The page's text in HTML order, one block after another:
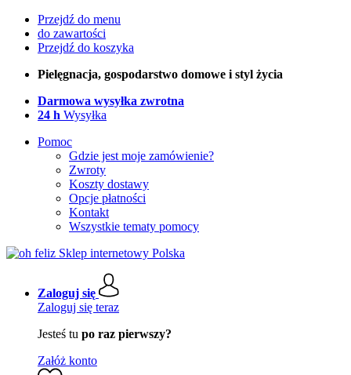
Przejdź do menu
do zawartości
Przejdź do koszyka
Pielęgnacja, gospodarstwo domowe i styl życia
Darmowa wysyłka zwrotna
24 h Wysyłka
Pomoc
Gdzie jest moje zamówienie?
Zwroty
Koszty dostawy
Opcje płatności
Kontakt
Wszystkie tematy pomocy
Zaloguj się
Zaloguj się teraz
Jesteś tu po raz pierwszy?
Załóż konto